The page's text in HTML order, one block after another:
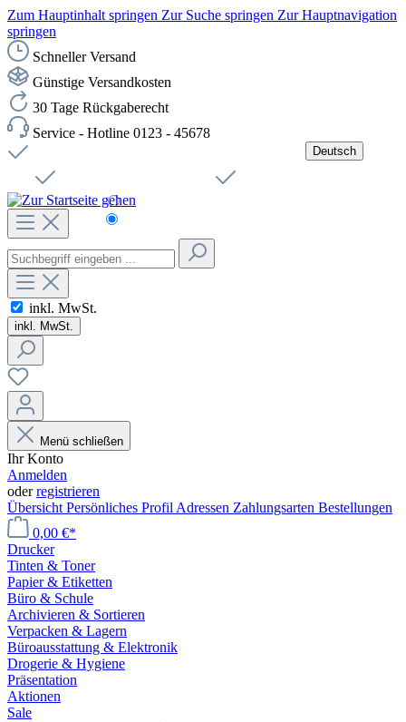
Zum Hauptinhalt springen Zur Suche springen Zur Hauptnavigation
springen
Schneller Versand
Günstige Versandkosten
30 Tage Rückgaberecht
Service - Hotline 0123 - 45678
Deutsch
Čeština
inkl. MwSt.
inkl. MwSt.
Menü schließen
Ihr Konto
Anmelden
oderregistrieren
Übersicht Persönliches Profil Adressen Zahlungsarten Bestellungen
0,00 €*
Drucker
Tinten & Toner
Papier & Etiketten
Büro & Schule
Archivieren & Sortieren
Verpacken & Lagern
Büroausstattung & Elektronik
Drogerie & Hygiene
Präsentation
Aktionen
Sale